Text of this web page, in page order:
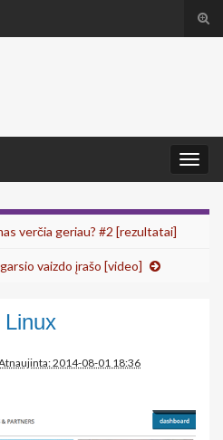
verčia geriau? #2 [rezultatai]
vaizdo įrašo [video]
2014-08-01 18:36